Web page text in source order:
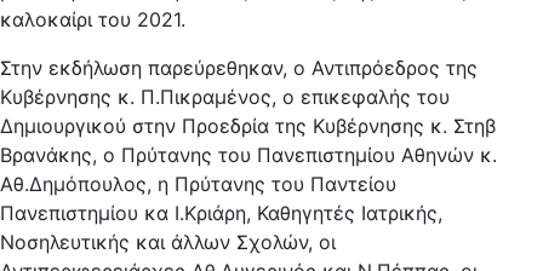
καλοκαίρι του 2021.
Στην εκδήλωση παρεύρεθηκαν, ο Αντιπρόεδρος της
Κυβέρνησης κ. Π.Πικραμένος, ο επικεφαλής του
Δημιουργικού στην Προεδρία της Κυβέρνησης κ. Στηβ
Βρανάκης, ο Πρύτανης του Πανεπιστημίου Αθηνών κ.
Αθ.Δημόπουλος, η Πρύτανης του Παντείου
Πανεπιστημίου κα Ι.Κριάρη, Καθηγητές Ιατρικής,
Νοσηλευτικής και άλλων Σχολών, οι